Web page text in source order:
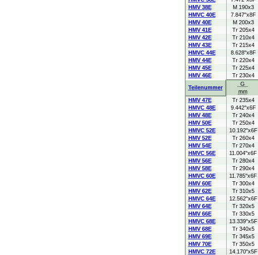
HMV 38E
M 190x3
HMVC 40E
7.847"x8F
HMV 40E
M 200x3
HMV 41E
Tr 205x4
HMV 42E
Tr 210x4
HMV 43E
Tr 215x4
HMVC 44E
8.628"x8F
HMV 44E
Tr 220x4
HMV 45E
Tr 225x4
HMV 46E
Tr 230x4
Teilenummer
G
mm
HMV 47E
Tr 235x4
HMVC 48E
9.442"x6F
HMV 48E
Tr 240x4
HMV 50E
Tr 250x4
HMVC 52E
10.192"x6F
HMV 52E
Tr 260x4
HMV 54E
Tr 270x4
HMVC 56E
11.004"x6F
HMV 56E
Tr 280x4
HMV 58E
Tr 290x4
HMVC 60E
11.785"x6F
HMV 60E
Tr 300x4
HMV 62E
Tr 310x5
HMVC 64E
12.562"x6F
HMV 64E
Tr 320x5
HMV 66E
Tr 330x5
HMVC 68E
13.339"x5F
HMV 68E
Tr 340x5
HMV 69E
Tr 345x5
HMV 70E
Tr 350x5
HMVC 72E
14.170"x5F